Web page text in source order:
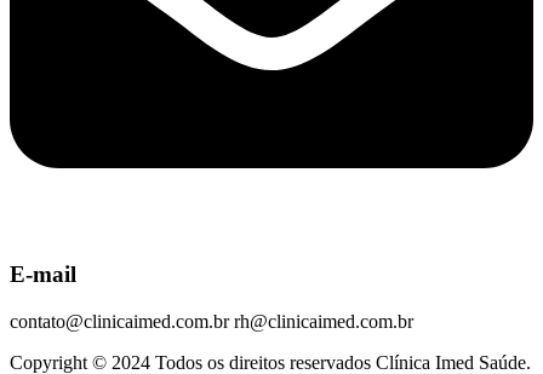
E-mail
contato@clinicaimed.com.br rh@clinicaimed.com.br
Copyright © 2024 Todos os direitos reservados Clínica Imed Saúde.